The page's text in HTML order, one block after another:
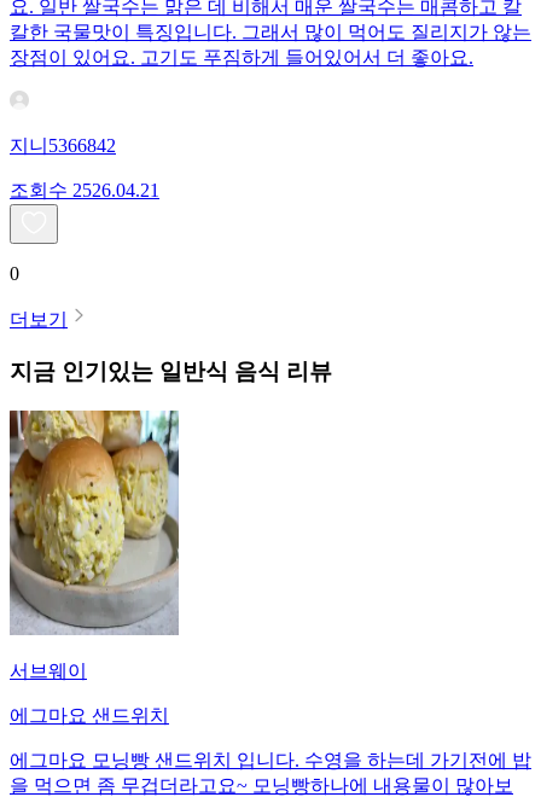
요. 일반 쌀국수는 맑은 데 비해서 매운 쌀국수는 매콤하고 칼
칼한 국물맛이 특징입니다. 그래서 많이 먹어도 질리지가 않는
장점이 있어요. 고기도 푸짐하게 들어있어서 더 좋아요.
지니5366842
조회수 2526.04.21
0
더보기
지금 인기있는 일반식 음식 리뷰
서브웨이
에그마요 샌드위치
에그마요 모닝빵 샌드위치 입니다. 수영을 하는데 가기전에 밥
을 먹으면 좀 무겁더라고요~ 모닝빵하나에 내용물이 많아보